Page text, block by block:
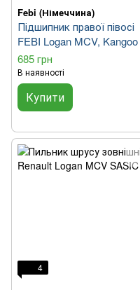
Febi (Німеччина)
Підшипник правої півосі
FEBI Logan MCV, Kangoo
685 грн
В наявності
Купити
4